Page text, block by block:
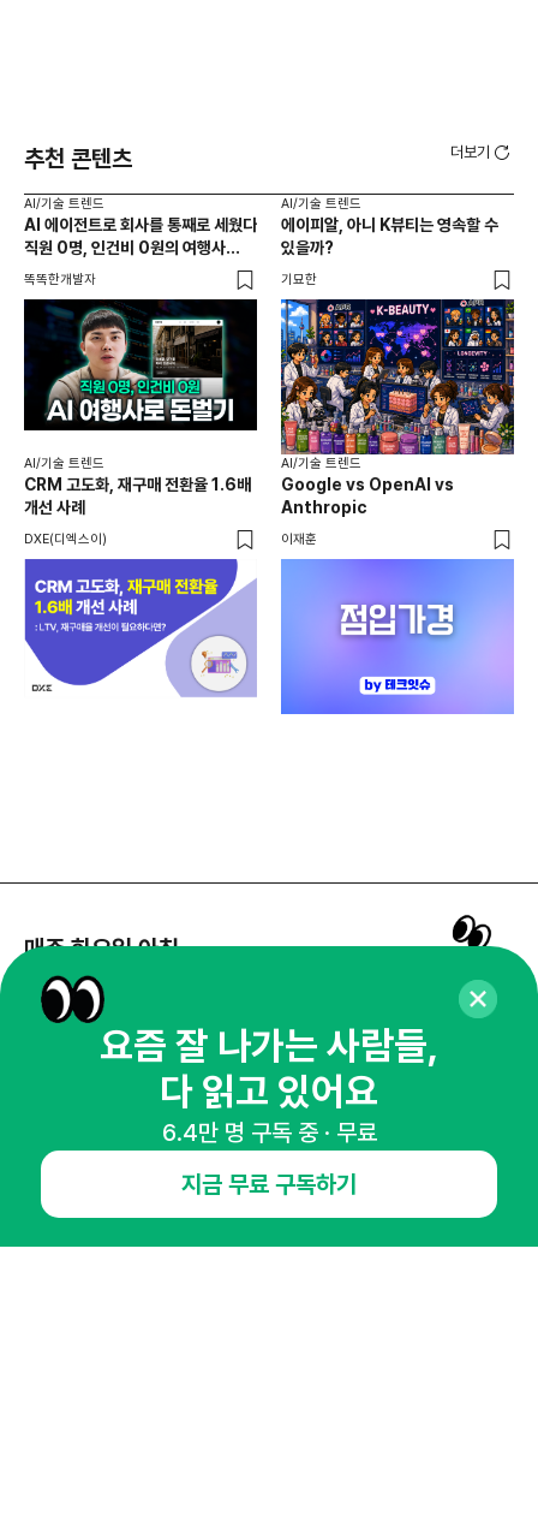
추천 콘텐츠 더보기
AI/기술 트렌드
AI 에이전트로 회사를 통째로 세웠다
직원 0명, 인건비 0원의 여행사
제작기
똑똑한개발자
AI/기술 트렌드
에이피알, 아니 K뷰티는 영속할 수
있을까?
기묘한
AI/기술 트렌드
CRM 고도화, 재구매 전환율 1.6배
개선 사례
DXE(디엑스이)
AI/기술 트렌드
Google vs OpenAI vs
Anthropic
이재훈
매주 화요일 아침,
마케팅 감각을 깨워 드릴게요!
65,043명의 마케터를 성장시키는 뉴스레터
뉴스레터 구독하기
오픈애즈란 공지사항 제휴문의
인사이터 신청
요즘 잘 나가는 사람들,
다 읽고 있어요
6.4만 명 구독 중 · 무료
지금 무료 구독하기